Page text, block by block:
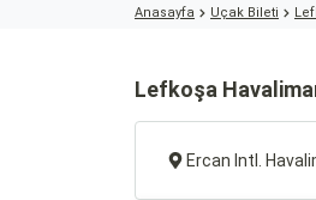
Anasayfa Uçak Bileti
Lefkoşa
Ercan Intl.